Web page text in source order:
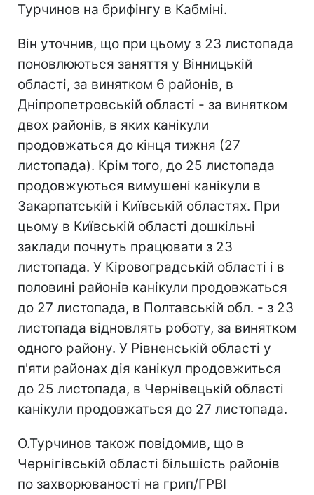
Турчинов на брифінгу в Кабміні.
Він уточнив, що при цьому з 23 листопада
поновлюються заняття у Вінницькій
області, за винятком 6 районів, в
Дніпропетровській області - за винятком
двох районів, в яких канікули
продовжаться до кінця тижня (27
листопада). Крім того, до 25 листопада
продовжуються вимушені канікули в
Закарпатській і Київській областях. При
цьому в Київській області дошкільні
заклади почнуть працювати з 23
листопада. У Кіровоградській області і в
половині районів канікули продовжаться
до 27 листопада, в Полтавській обл. - з 23
листопада відновлять роботу, за винятком
одного району. У Рівненській області у
п'яти районах дія канікул продовжиться
до 25 листопада, в Чернівецькій області
канікули продовжаться до 27 листопада.
О.Турчинов також повідомив, що в
Чернігівській області більшість районів
по захворюваності на грип/ГРВІ